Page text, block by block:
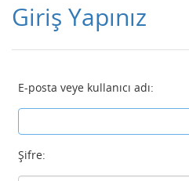
Giriş Yapınız
E-posta veye kullanıcı adı:
Şifre: